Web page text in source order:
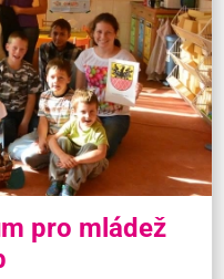
pro mládež